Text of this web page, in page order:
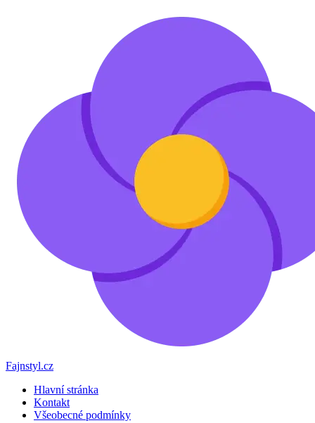
Fajnstyl.cz
Hlavní stránka
Kontakt
Všeobecné podmínky